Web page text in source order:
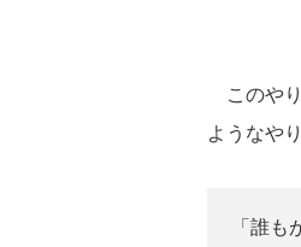
このや
ようなや
「誰